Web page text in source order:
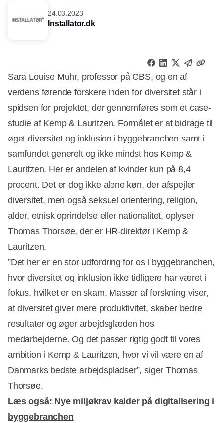
24.03.2023
Installator.dk
Sara Louise Muhr, professor på CBS, og en af
verdens førende forskere inden for diversitet står i
spidsen for projektet, der gennemføres som et case-
studie af Kemp & Lauritzen. Formålet er at bidrage til
øget diversitet og inklusion i byggebranchen samt i
samfundet generelt og ikke mindst hos Kemp &
Lauritzen. Her er andelen af kvinder kun på 8,4
procent. Det er dog ikke alene køn, der afspejler
diversitet, men også seksuel orientering, religion,
alder, etnisk oprindelse eller nationalitet, oplyser
Thomas Thorsøe, der er HR-direktør i Kemp &
Lauritzen.
”Det her er en stor udfordring for os i byggebranchen,
hvor diversitet og inklusion ikke tidligere har været i
fokus, hvilket er en skam. Masser af forskning viser,
at diversitet giver mere produktivitet, skaber bedre
resultater og øger arbejdsglæden hos
medarbejderne. Og det passer rigtig godt til vores
ambition i Kemp & Lauritzen, hvor vi vil være en af
Danmarks bedste arbejdspladser”, siger Thomas
Thorsøe.
Læs også: Nye miljøkrav kalder på digitalisering i
byggebranchen